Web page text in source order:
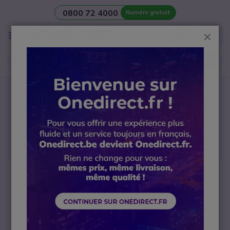
0800 72 4000 Numéro gratuit
Besoin d’unesalle de réunion ? Contactez notre
avant-vente Visio
Talkies Walkies
Accessoires
Malettes
MAX540H245S - Mallette résistante avec mousse
Passer à la fin de la galerie d’images